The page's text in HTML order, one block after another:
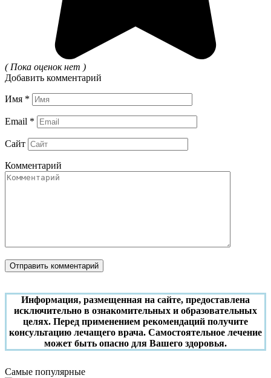
( Пока оценок нет )
Добавить комментарий
Имя *
Email *
Сайт
Комментарий
Информация, размещенная на сайте, предоставлена
исключительно в ознакомительных и образовательных
целях. Перед применением рекомендаций получите
консультацию лечащего врача. Самостоятельное лечение
может быть опасно для Вашего здоровья.
Самые популярные